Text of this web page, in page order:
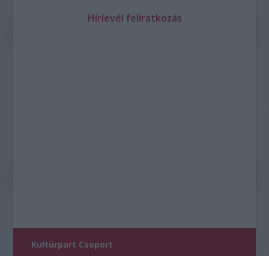
Hírlevél feliratkozás
Kultúrpart Csoport